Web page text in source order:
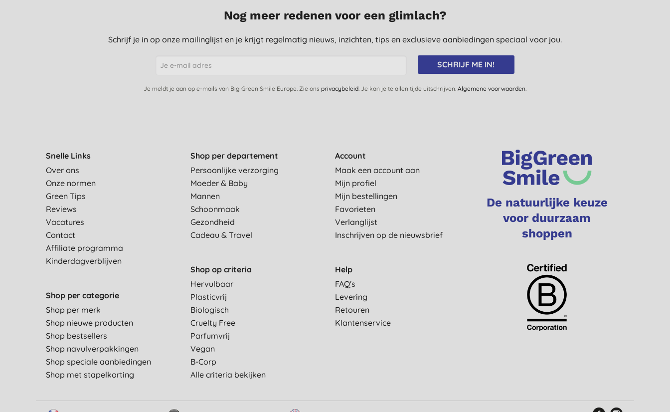
Nog meer redenen voor een glimlach?
Schrijf je in op onze mailinglijst en je krijgt regelmatig nieuws, inzichten, tips en exclusieve aanbiedingen speciaal voor jou.
SCHRIJF ME IN!
Je meldt je aan op e-mails van Big Green Smile Europe. Zie ons privacybeleid. Je kan je te allen tijde uitschrijven. Algemene voorwaarden.
Snelle Links
Over ons
Onze normen
Green Tips
Reviews
Vacatures
Contact
Affiliate programma
Kinderdagverblijven
Shop per categorie
Shop per merk
Shop nieuwe producten
Shop bestsellers
Shop navulverpakkingen
Shop speciale aanbiedingen
Shop met stapelkorting
Shop per departement
Persoonlijke verzorging
Moeder & Baby
Mannen
Schoonmaak
Gezondheid
Cadeau & Travel
Shop op criteria
Hervulbaar
Plasticvrij
Biologisch
Cruelty Free
Parfumvrij
Vegan
B-Corp
Alle criteria bekijken
Account
Maak een account aan
Mijn profiel
Mijn bestellingen
Favorieten
Verlanglijst
Inschrijven op de nieuwsbrief
Help
FAQ's
Levering
Retouren
Klantenservice
De natuurlijke keuze
voor duurzaam
shoppen